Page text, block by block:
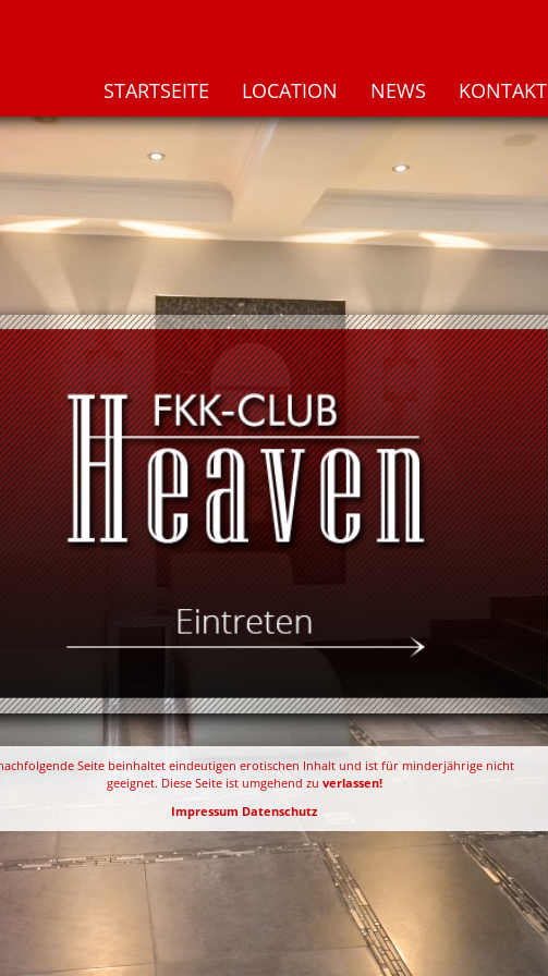
STARTSEITE LOCATION NEWS KONTAKT
Seite beinhaltet eindeutigen erotischen Inhalt und ist für minderjährige nicht
geeignet. Diese Seite ist umgehend zu verlassen!
Impressum Datenschutz